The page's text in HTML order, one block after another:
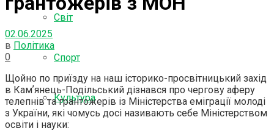
Світ
Спорт
Культура
02.06.2025
в Політика
0
Щойно по приїзду на наш історико-просвітницький захід
в Камʼянець-Подільський дізнався про чергову аферу
телепнів та грантожерів із Міністерства еміграції молоді
з України, які чомусь досі називають себе Міністерством
освіти і науки: